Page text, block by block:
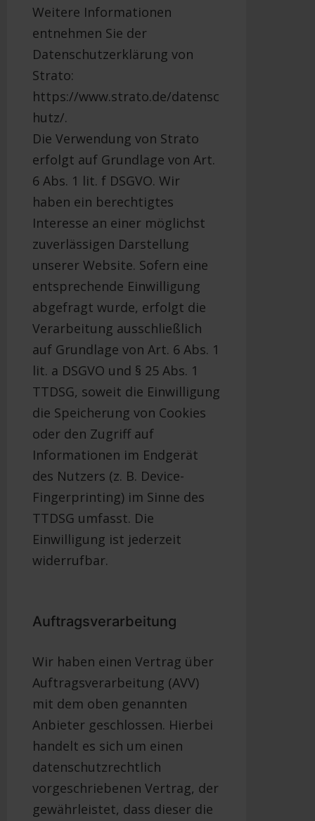
Weitere Informationen
entnehmen Sie der
Datenschutzerklärung von
Strato:
https://www.strato.de/datensc
hutz/.
Die Verwendung von Strato
erfolgt auf Grundlage von Art.
6 Abs. 1 lit. f DSGVO. Wir
haben ein berechtigtes
Interesse an einer möglichst
zuverlässigen Darstellung
unserer Website. Sofern eine
entsprechende Einwilligung
abgefragt wurde, erfolgt die
Verarbeitung ausschließlich
auf Grundlage von Art. 6 Abs. 1
lit. a DSGVO und § 25 Abs. 1
TTDSG, soweit die Einwilligung
die Speicherung von Cookies
oder den Zugriff auf
Informationen im Endgerät
des Nutzers (z. B. Device-
Fingerprinting) im Sinne des
TTDSG umfasst. Die
Einwilligung ist jederzeit
widerrufbar.
Auftragsverarbeitung
Wir haben einen Vertrag über
Auftragsverarbeitung (AVV)
mit dem oben genannten
Anbieter geschlossen. Hierbei
handelt es sich um einen
datenschutzrechtlich
vorgeschriebenen Vertrag, der
gewährleistet, dass dieser die